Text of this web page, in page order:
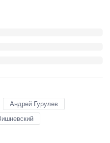
Андрей Гурулев